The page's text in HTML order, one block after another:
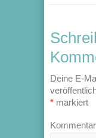
Deine E-
* markiert
Kommentar